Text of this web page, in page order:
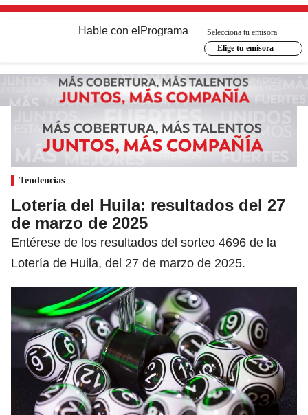
Hable con el Programa
Selecciona tu emisora
Elige tu emisora
Tendencias
Lotería del Huila: resultados del 27
de marzo de 2025
Entérese de los resultados del sorteo 4696 de la
Lotería de Huila, del 27 de marzo de 2025.